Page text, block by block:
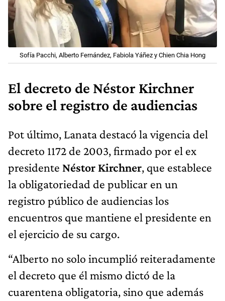
Sofía Pacchi, Alberto Fernández, Fabiola Yáñez y Chien Chia Hong
El decreto de Néstor Kirchner
sobre el registro de audiencias
Pot último, Lanata destacó la vigencia del
decreto 1172 de 2003, firmado por el ex
presidente Néstor Kirchner, que establece
la obligatoriedad de publicar en un
registro público de audiencias los
encuentros que mantiene el presidente en
el ejercicio de su cargo.
“Alberto no solo incumplió reiteradamente
el decreto que él mismo dictó de la
cuarentena obligatoria, sino que además